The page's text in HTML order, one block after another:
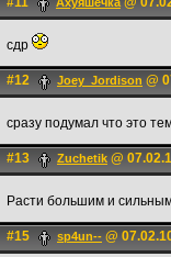
сдр
#12 Joey_Jordison @
сразу подумал что это
#13 Zuchetik @
Расти большим и
#15 sp4un-- @